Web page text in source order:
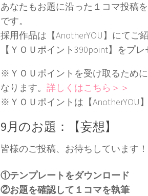
あなたもお題に沿った１コマ投稿
です。
採用作品は【AnotherYOU】にてご
【ＹＯＵポイント390point】をプレ
※ＹＯＵポイントを受け取るため
なります。 詳しくはこちら＞＞
※ＹＯＵポイントは【AnotherYOU
9月のお題：【妄想】
皆様のご投稿、お待ちしています
①テンプレートをダウンロード
②お題を確認して１コマを執筆